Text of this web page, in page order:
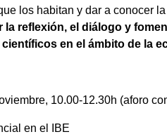
los habitan y dar a conocer
la reflexión, el diálogo y
en el ámbito de la
10.00-12.30h (aforo
en el IBE